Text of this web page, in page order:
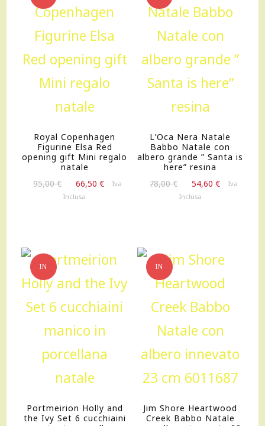
OFFERTA!
Royal Copenhagen
Figurine Elsa Red
opening gift Mini regalo
natale
95,00€
prezzo
66,50€
IlIva
Inclusa
OFFERTA!
L’Oca Nera Natale
Babbo Natale con
albero grande ” Santa is
here” resina
78,00€
prezzo
54,60 €
IlIva
Inclusa
IN
OFFERTA!
Portmeirion Holly and
the Ivy Set 6 cucchiaini
IN
OFFERTA!
Jim Shore Heartwood
Creek Babbo Natale